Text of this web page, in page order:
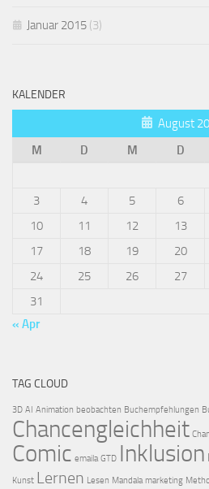
Januar 2015 (3)
KALENDER
August
M
D M D
3
4 5 6
10
11 12 13
17
18 19 20
24
25 26 27
31
« Apr
TAG CLOUD
3D AI Animation beobachten Buchempfehlungen
Chancengleichheit
Comic emaila GTD Inklusion
Kunst Lernen Lesen Mandala marketing